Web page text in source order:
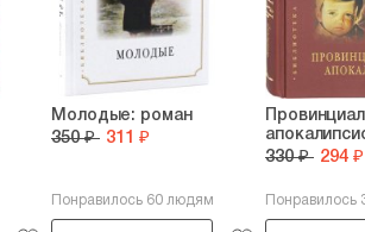
Молодые: роман
350 ₽ 311 ₽
Понравилось 60 людям
330 ₽ 294 ₽
Понравилось